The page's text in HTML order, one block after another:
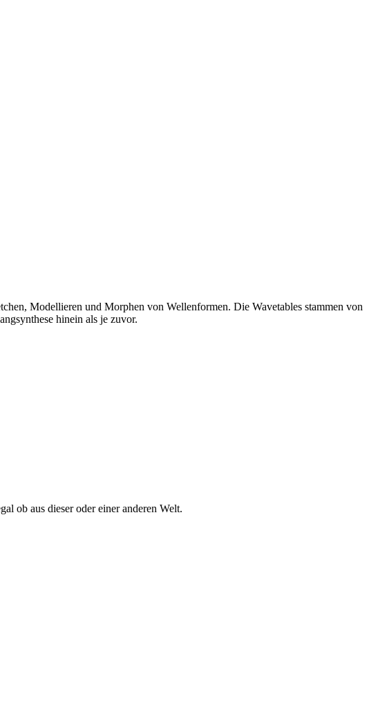
Modellieren und Morphen von Wellenformen. Die Wavetables stammen von
hinein als je zuvor.
ob aus dieser oder einer anderen Welt.